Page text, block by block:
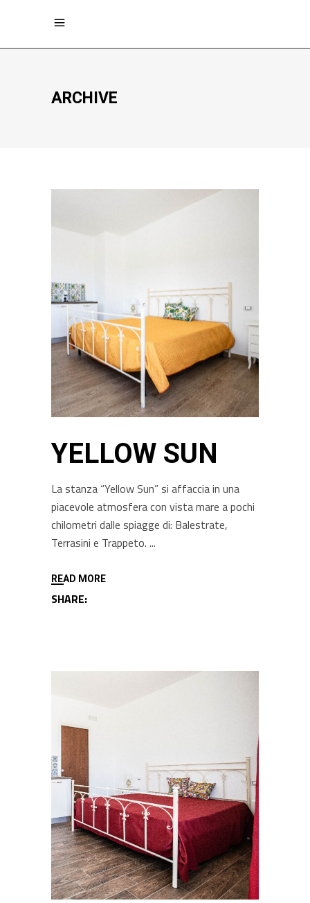
ARCHIVE
YELLOW SUN
La stanza “Yellow Sun” si affaccia in una
piacevole atmosfera con vista mare a pochi
chilometri dalle spiagge di: Balestrate,
Terrasini e Trappeto.
READ MORE
SHARE: